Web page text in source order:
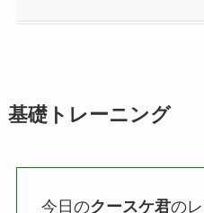
基礎トレーニング
今日のクースケ君の